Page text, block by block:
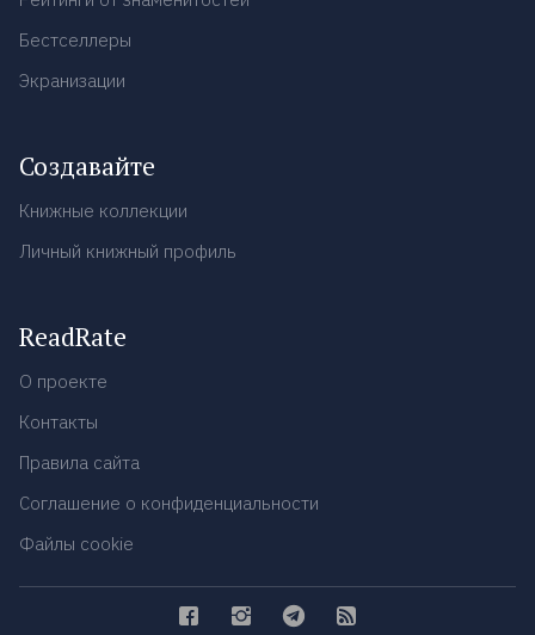
Бестселлеры
Экранизации
Создавайте
Книжные коллекции
Личный книжный профиль
ReadRate
О проекте
Контакты
Правила сайта
Соглашение о конфиденциальности
Файлы cookie